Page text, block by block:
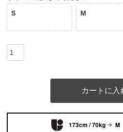
S M
カートに入
173cm / 70kg M